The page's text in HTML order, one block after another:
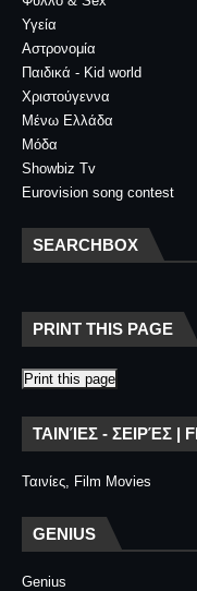
Υγεία
Αστρονομία
Παιδικά - Kid world
Χριστούγεννα
Μένω Ελλάδα
Μόδα
Showbiz Tv
Eurovision song contest
SEARCHBOX
PRINT THIS PAGE
Print this page
ΤΑΙΝΊΕΣ - ΣΕΙΡΈΣ |
Ταινίες, Film Movies
GENIUS
Genius